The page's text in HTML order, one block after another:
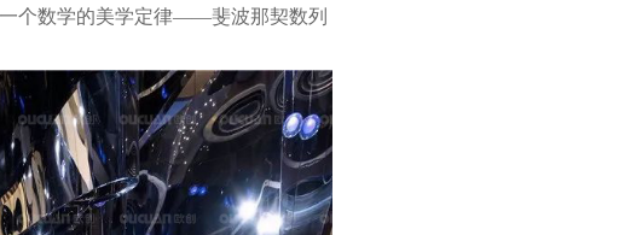
个数学的美学定律——斐波那契数列